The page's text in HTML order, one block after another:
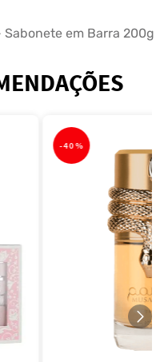
em Barra 200g
-40%